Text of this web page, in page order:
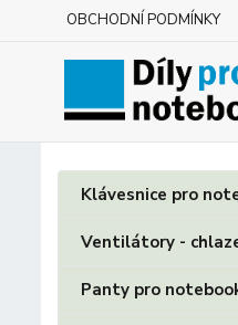
OBCHODNÍ PODMÍNKY
Klávesnice pro
Ventilátory -
Panty pro